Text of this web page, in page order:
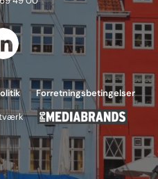
Forretningsbetingelser